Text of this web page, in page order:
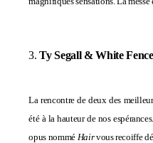
3. Ty Segall & White Fence
La rencontre de deux des
été à la hauteur de nos
opus nommé Hairvous recoiffe